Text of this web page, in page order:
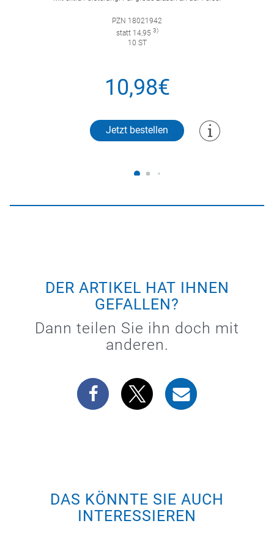
PZN 18021942
statt 14,95 3)
10 ST
10,98€
Jetzt bestellen
DER ARTIKEL HAT IHNEN
GEFALLEN?
Dann teilen Sie ihn doch mit
anderen.
DAS KÖNNTE SIE AUCH
INTERESSIEREN